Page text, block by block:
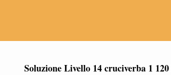
Soluzione Livello 14 cruciverba 1